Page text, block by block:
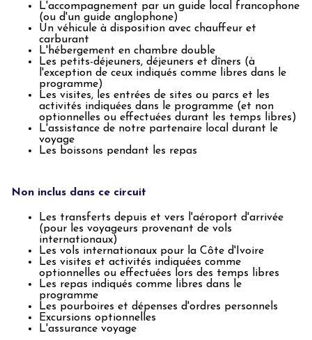
L'accompagnement par un guide local francophone
(ou d'un guide anglophone)
Un véhicule à disposition avec chauffeur et
carburant
L'hébergement en chambre double
Les petits-déjeuners, déjeuners et dîners (à
l'exception de ceux indiqués comme libres dans le
programme)
Les visites, les entrées de sites ou parcs et les
activités indiquées dans le programme (et non
optionnelles ou effectuées durant les temps libres)
L'assistance de notre partenaire local durant le
voyage
Les boissons pendant les repas
Non inclus dans ce circuit
Les transferts depuis et vers l'aéroport d'arrivée
(pour les voyageurs provenant de vols
internationaux)
Les vols internationaux pour la Côte d'Ivoire
Les visites et activités indiquées comme
optionnelles ou effectuées lors des temps libres
Les repas indiqués comme libres dans le
programme
Les pourboires et dépenses d'ordres personnels
Excursions optionnelles
L'assurance voyage